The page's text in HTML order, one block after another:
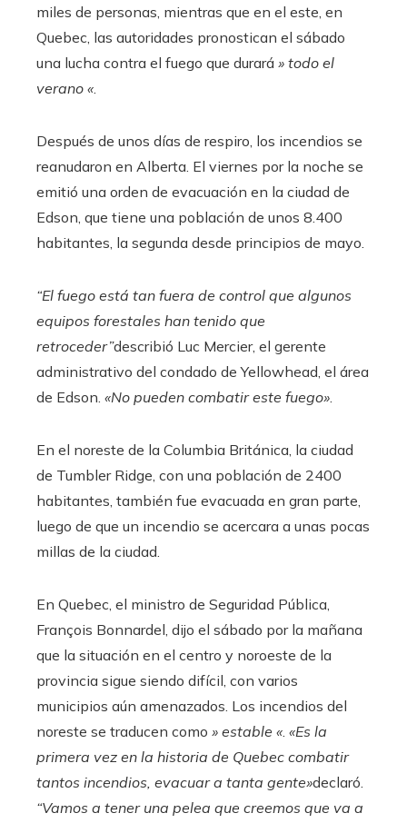
miles de personas, mientras que en el este, en
Quebec, las autoridades pronostican el sábado
una lucha contra el fuego que durará » todo el
verano «.
Después de unos días de respiro, los incendios se
reanudaron en Alberta. El viernes por la noche se
emitió una orden de evacuación en la ciudad de
Edson, que tiene una población de unos 8.400
habitantes, la segunda desde principios de mayo.
“El fuego está tan fuera de control que algunos
equipos forestales han tenido que
retroceder”describió Luc Mercier, el gerente
administrativo del condado de Yellowhead, el área
de Edson. «No pueden combatir este fuego».
En el noreste de la Columbia Británica, la ciudad
de Tumbler Ridge, con una población de 2400
habitantes, también fue evacuada en gran parte,
luego de que un incendio se acercara a unas pocas
millas de la ciudad.
En Quebec, el ministro de Seguridad Pública,
François Bonnardel, dijo el sábado por la mañana
que la situación en el centro y noroeste de la
provincia sigue siendo difícil, con varios
municipios aún amenazados. Los incendios del
noreste se traducen como » estable «. «Es la
primera vez en la historia de Quebec combatir
tantos incendios, evacuar a tanta gente»declaró.
“Vamos a tener una pelea que creemos que va a